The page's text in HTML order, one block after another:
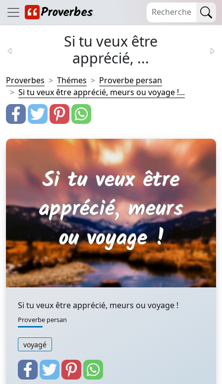
Si tu veux être
apprécié, ...
Proverbes Thémes
Proverbe persan
Si tu veux être apprécié, meurs ou voyage !...
Si tu veux être apprécié, meurs ou voyage !
Proverbe persan
voyagé